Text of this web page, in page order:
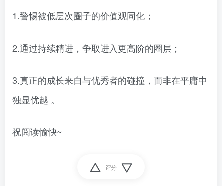
1.警惕被低层次圈子的价值观同化；
2.通过持续精进，争取进入更高阶的圈层；
3.真正的成长来自与优秀者的碰撞，而非在平庸中
独显优越 。
祝阅读愉快~
评分